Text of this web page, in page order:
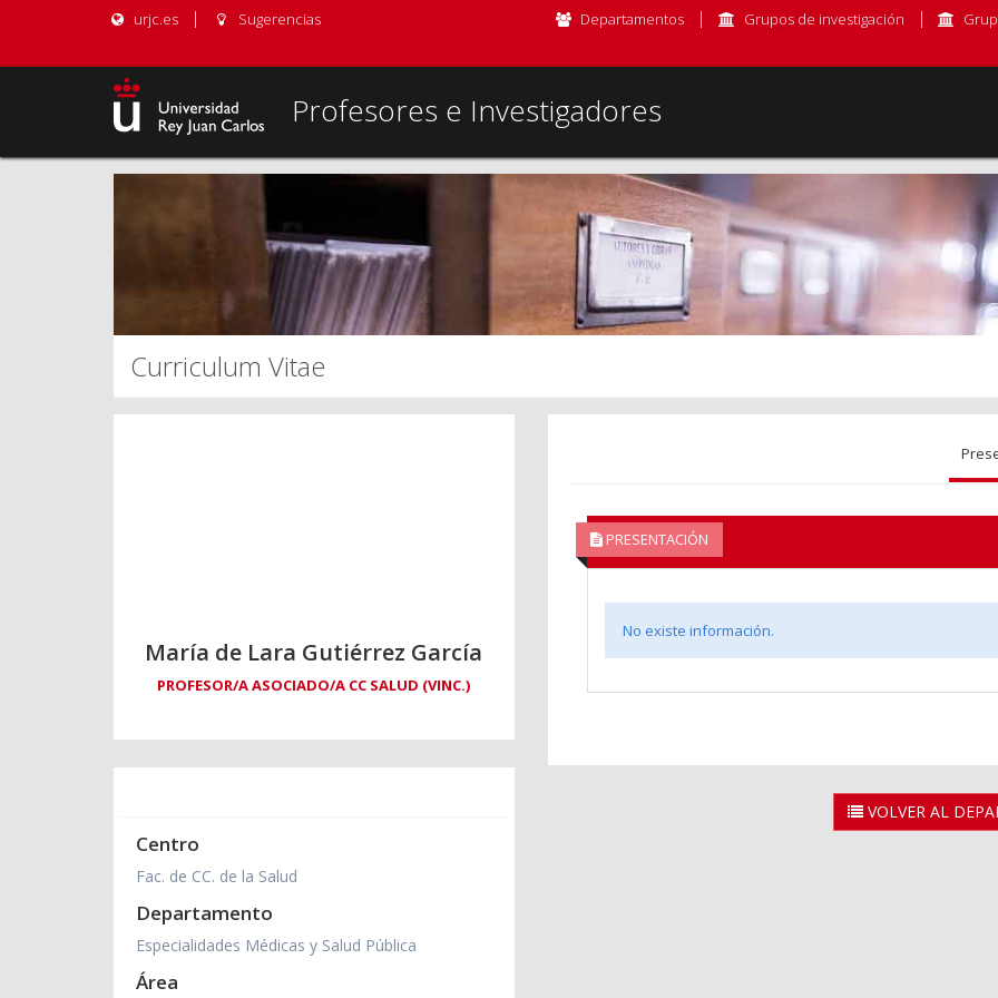
urjc.es Sugerencias Departamentos Grupos de investigación
Profesores e Investigadores
Curriculum Vitae
María de Lara Gutiérrez García
PROFESOR/A ASOCIADO/A CC SALUD (VINC.)
Centro
Fac. de CC. de la Salud
Departamento
Especialidades Médicas y Salud Pública
Área
PRESENTACIÓN
No existe información.
VOLVER AL